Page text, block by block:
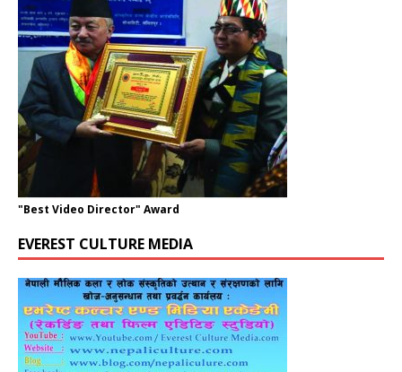
"Best Video Director" Award
EVEREST CULTURE MEDIA